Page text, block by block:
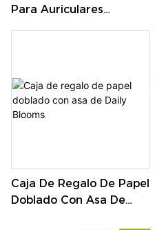
Para Auriculares
Caja De Regalo De Papel
Doblado Con Asa De